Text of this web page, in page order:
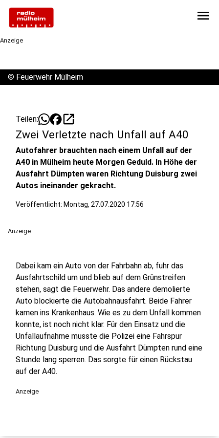
menu
Anzeige
© Feuerwehr Mülheim
Teilen: open_in_new
Zwei Verletzte nach Unfall auf A40
Autofahrer brauchten nach einem Unfall auf der
A40 in Mülheim heute Morgen Geduld. In Höhe der
Ausfahrt Dümpten waren Richtung Duisburg zwei
Autos ineinander gekracht.
Veröffentlicht: Montag, 27.07.2020 17:56
Anzeige
Dabei kam ein Auto von der Fahrbahn ab, fuhr das
Ausfahrtschild um und blieb auf dem Grünstreifen
stehen, sagt die Feuerwehr. Das andere demolierte
Auto blockierte die Autobahnausfahrt. Beide Fahrer
kamen ins Krankenhaus. Wie es zu dem Unfall kommen
konnte, ist noch nicht klar. Für den Einsatz und die
Unfallaufnahme musste die Polizei eine Fahrspur
Richtung Duisburg und die Ausfahrt Dümpten rund eine
Stunde lang sperren. Das sorgte für einen Rückstau
auf der A40.
Anzeige